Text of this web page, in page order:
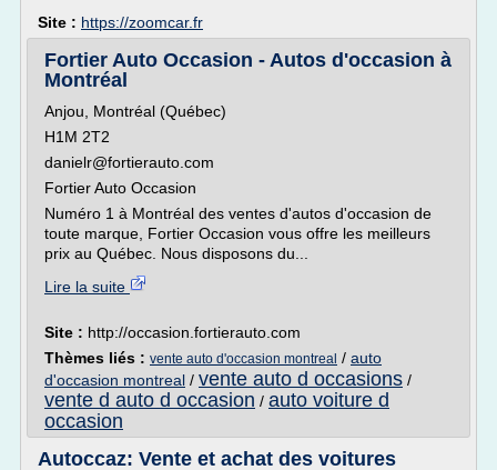
Site : https://zoomcar.fr
Fortier Auto Occasion - Autos d'occasion à
Montréal
Anjou, Montréal (Québec)
H1M 2T2
danielr@fortierauto.com
Fortier Auto Occasion
Numéro 1 à Montréal des ventes d'autos d'occasion de
toute marque, Fortier Occasion vous offre les meilleurs
prix au Québec. Nous disposons du...
Lire la suite
Site : http://occasion.fortierauto.com
Thèmes liés : vente auto d'occasion montreal / auto
d'occasion montreal / vente auto d occasions /
vente d auto d occasion / auto voiture d
occasion
Autoccaz: Vente et achat des voitures